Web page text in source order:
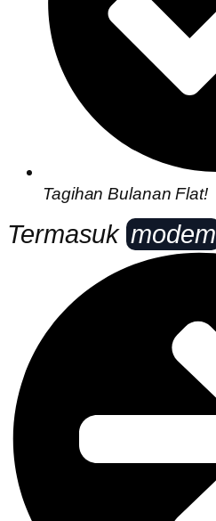
Tagihan Bulanan Flat!
Termasukmodem